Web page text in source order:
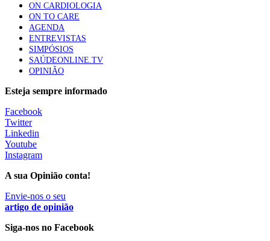
Trodelvy aprovado para primeira linha no cancro da
mama triplo negativo metastático em doentes não
elegíveis para inibidores PD-(L)1
61 visualizações
MAIS NOTÍCIAS
I Simpósio Internacional de Enfermagem Forense esgota
inscrições presenciais e abre participação online
10 Ago, 2026
Ordem dos Médicos pede simplificação urgente das regras para
atualização de dados dos utentes
10 Ago, 2026|0 Comments
ON CARDIOLOGIA
ON TO CARE
AGENDA
ENTREVISTAS
SIMPÓSIOS
SAÚDEONLINE.TV
OPINIÃO
Esteja sempre informado
Facebook
Twitter
Linkedin
Youtube
Instagram
A sua Opinião conta!
Envie-nos o seu
artigo de opinião
Siga-nos no Facebook